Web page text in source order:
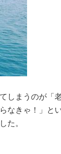
しまうのが「
なきゃ！」と
た。